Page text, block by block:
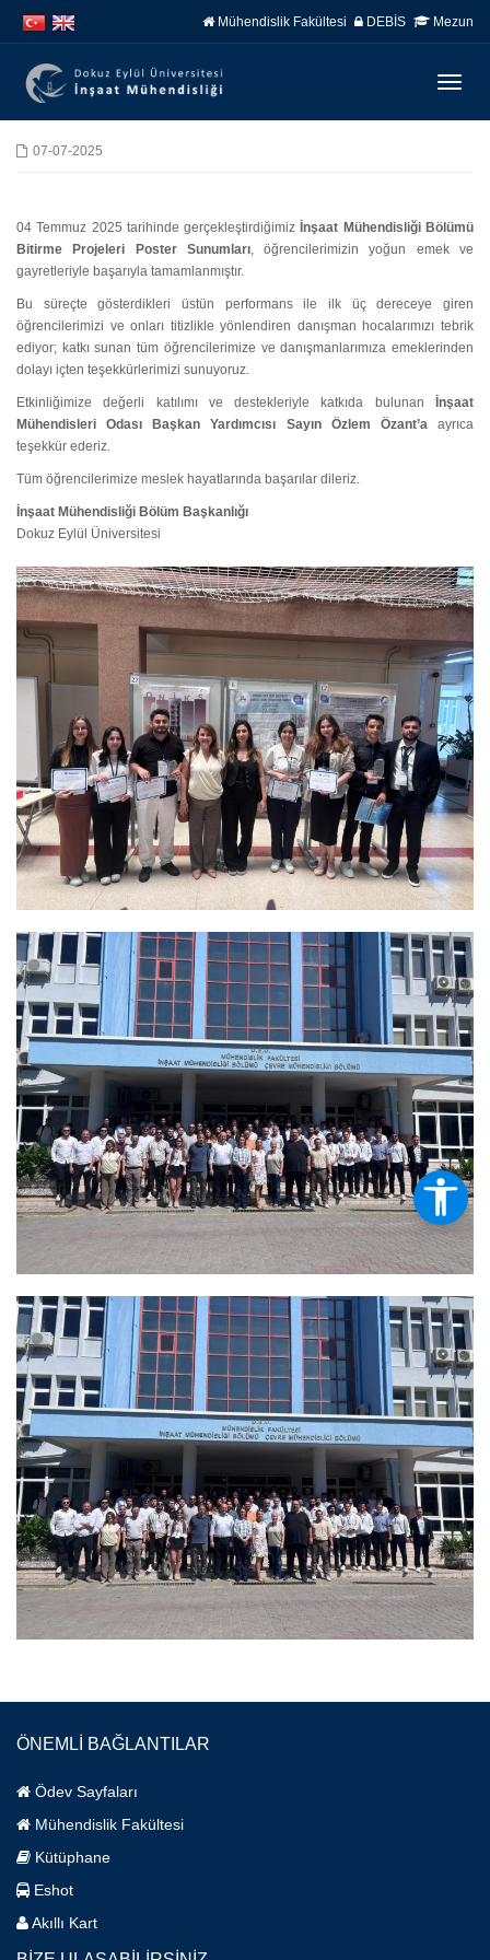
atla
atla
Mühendislik Fakültesi DEBİS Mezun
07-07-2025
04 Temmuz 2025 tarihinde gerçekleştirdiğimiz İnşaat Mühendisliği Bölümü
Bitirme Projeleri Poster Sunumları, öğrencilerimizin yoğun emek ve
gayretleriyle başarıyla tamamlanmıştır.
Bu süreçte gösterdikleri üstün performans ile ilk üç dereceye giren
öğrencilerimizi ve onları titizlikle yönlendiren danışman hocalarımızı tebrik
ediyor; katkı sunan tüm öğrencilerimize ve danışmanlarımıza emeklerinden
dolayı içten teşekkürlerimizi sunuyoruz.
Etkinliğimize değerli katılımı ve destekleriyle katkıda bulunan
İnşaat
Mühendisleri Odası Başkan Yardımcısı Sayın Özlem Özant’aayrıca
teşekkür ederiz.
Tüm öğrencilerimize meslek hayatlarında başarılar dileriz.
İnşaat Mühendisliği Bölüm Başkanlığı
Dokuz Eylül Üniversitesi
ÖNEMLİ BAĞLANTILAR
Ödev Sayfaları
Mühendislik Fakültesi
Kütüphane
Eshot
Akıllı Kart